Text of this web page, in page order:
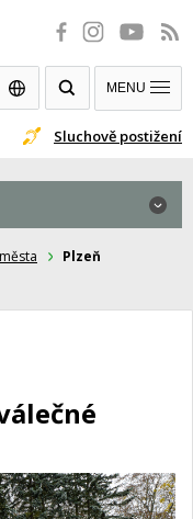
Sluchově postižení
MENU
Plzeň